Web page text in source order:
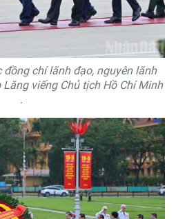
chí lãnh đạo, nguyên lãnh
viếng Chủ tịch Hồ Chí Minh
.